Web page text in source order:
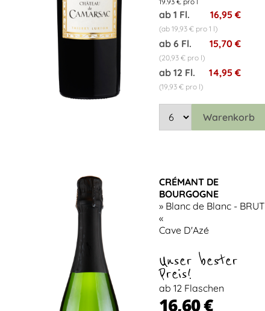
ab 1 Fl. 16,95 €
(ab 19,93 € pro 1 l)
ab 6 Fl. 15,70 €
(20,93 € pro l)
ab 12 Fl. 14,95 €
(19,93 € pro l)
Warenkorb
CRÉMANT DE
BOURGOGNE
» Blanc de Blanc - BRUT
«
Cave D'Azé
Unser bester
Preis!
ab 12 Flaschen
16,60 €